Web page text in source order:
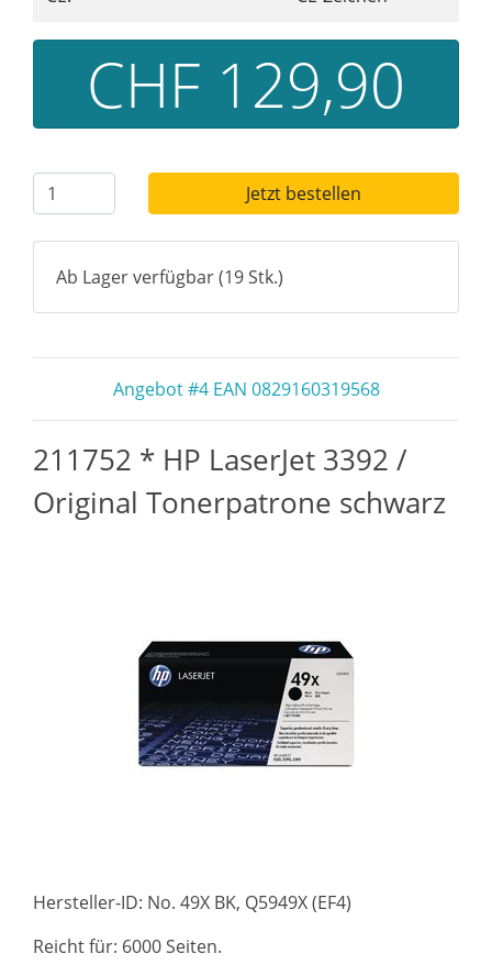
CHF 129,90
Jetzt bestellen
Ab Lager verfügbar (19 Stk.)
Angebot #4 EAN 0829160319568
211752 * HP LaserJet 3392 /
Original Tonerpatrone schwarz
Hersteller-ID: No. 49X BK, Q5949X (EF4)
Reicht für: 6000 Seiten.